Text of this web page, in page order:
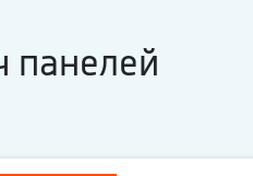
панелей